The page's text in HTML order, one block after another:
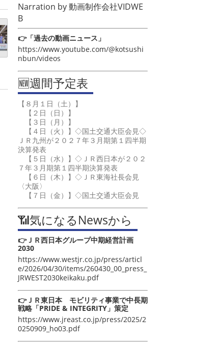
Narration by動画制作会社VIDWE
B
👉「過去の動画ニュース」
https://www.youtube.com/@kotsushi
nbun/videos
🆕週間予定表
【８月１日（土）】
【２日（日）】
【３日（月）】
【４日（火）】◇国土交通大臣会見◇
ＪＲ九州が２０２７年３月期第１四半期
決算発表
【５日（水）】◇ＪＲ西日本が２０２
７年３月期第１四半期決算発表
【６日（木）】◇ＪＲ東海社長会見
〈大阪〉
【７日（金）】◇国土交通大臣会見
📶気になるNewsから
👉ＪＲ西日本グループ中期経営計画
2030
https://www.westjr.co.jp/press/articl
e/2026/04/30/items/260430_00_press_
JRWEST2030keikaku.pdf
👉ＪＲ東日本 モビリティ事業で中長期
戦略「PRIDE & INTEGRITY」策定
https://www.jreast.co.jp/press/2025/2
0250909_ho03.pdf